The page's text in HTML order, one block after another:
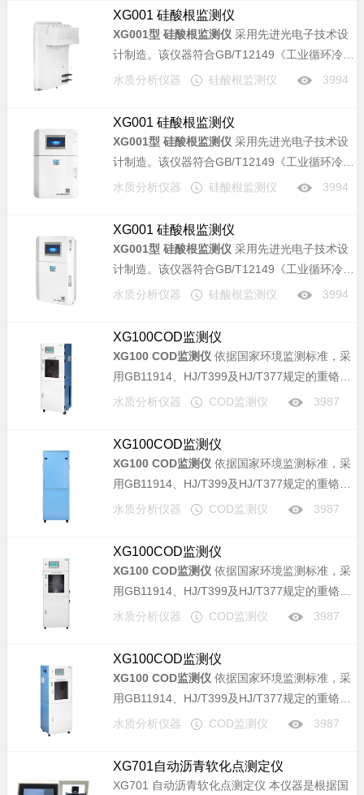
XG001 硅酸根监测仪
XG001型 硅酸根监测仪采用先进光电子技术设
计制造。该仪器符合GB/T12149《工业循环冷却
水和锅炉用水中硅的测定》标准，可广泛应用于
水等行业溶液中硅酸根含量的连续监测。
水质分析仪器 硅酸根监测仪 3994
XG001 硅酸根监测仪
XG001型 硅酸根监测仪采用先进光电子技术设
计制造。该仪器符合GB/T12149《工业循环冷却
水和锅炉用水中硅的测定》标准，可广泛应用于
水等行业溶液中硅酸根含量的连续监测。
水质分析仪器 硅酸根监测仪 3994
XG001 硅酸根监测仪
XG001型 硅酸根监测仪采用先进光电子技术设
计制造。该仪器符合GB/T12149《工业循环冷却
水和锅炉用水中硅的测定》标准，可广泛应用于
水等行业溶液中硅酸根含量的连续监测。
水质分析仪器 硅酸根监测仪 3994
XG100COD监测仪
XG100 COD监测仪依据国家环境监测标准，采
用GB11914、HJ/T399及HJ/T377规定的重铬酸
钾法检测，选用先进精确的定量装置，高性能十
的光度监测仪器，通过光电比色，计算机软件计
算水样中COD浓度实现全自动一体化，广泛应用
于现场在线快速分析江河湖泊水体、自来水、排
水质分析仪器 COD监测仪 3987
XG100COD监测仪
XG100 COD监测仪依据国家环境监测标准，采
用GB11914、HJ/T399及HJ/T377规定的重铬酸
钾法检测，选用先进精确的定量装置，高性能十
的光度监测仪器，通过光电比色，计算机软件计
算水样中COD浓度实现全自动一体化，广泛应用
于现场在线快速分析江河湖泊水体、自来水、排
水质分析仪器 COD监测仪 3987
XG100COD监测仪
XG100 COD监测仪依据国家环境监测标准，采
用GB11914、HJ/T399及HJ/T377规定的重铬酸
钾法检测，选用先进精确的定量装置，高性能十
的光度监测仪器，通过光电比色，计算机软件计
算水样中COD浓度实现全自动一体化，广泛应用
于现场在线快速分析江河湖泊水体、自来水、排
水质分析仪器 COD监测仪 3987
XG100COD监测仪
XG100 COD监测仪依据国家环境监测标准，采
用GB11914、HJ/T399及HJ/T377规定的重铬酸
钾法检测，选用先进精确的定量装置，高性能十
的光度监测仪器，通过光电比色，计算机软件计
算水样中COD浓度实现全自动一体化，广泛应用
水质分析仪器 COD监测仪 3987
XG701自动沥青软化点测定仪
XG701 自动沥青软化点测定仪 本仪器是根据国